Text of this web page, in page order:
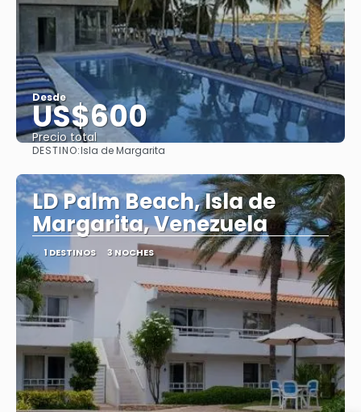
Desde
US$600
Precio total
DESTINO:Isla de Margarita
LD Palm Beach, Isla de
Margarita, Venezuela
1 DESTINOS 3 NOCHES